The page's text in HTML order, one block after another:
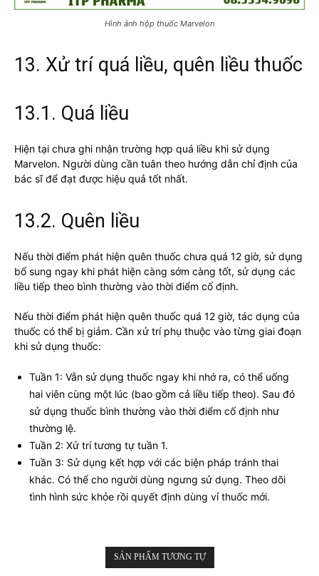
Hình ảnh hộp thuốc Marvelon
13. Xử trí quá liều, quên liều thuốc
13.1. Quá liều
Hiện tại chưa ghi nhận trường hợp quá liều khi sử dụng
Marvelon. Người dùng cần tuân theo hướng dẫn chỉ định của
bác sĩ để đạt được hiệu quả tốt nhất.
13.2. Quên liều
Nếu thời điểm phát hiện quên thuốc chưa quá 12 giờ, sử dụng
bổ sung ngay khi phát hiện càng sớm càng tốt, sử dụng các
liều tiếp theo bình thường vào thời điểm cố định.
Nếu thời điểm phát hiện quên thuốc quá 12 giờ, tác dụng của
thuốc có thể bị giảm. Cần xử trí phụ thuộc vào từng giai đoạn
khi sử dụng thuốc:
Tuần 1: Vẫn sử dụng thuốc ngay khi nhớ ra, có thể uống
hai viên cùng một lúc (bao gồm cả liều tiếp theo). Sau đó
sử dụng thuốc bình thường vào thời điểm cố định như
thường lệ.
Tuần 2: Xử trí tương tự tuần 1.
Tuần 3: Sử dụng kết hợp với các biện pháp tránh thai
khác. Có thể cho người dùng ngưng sử dụng. Theo dõi
tình hình sức khỏe rồi quyết định dùng vỉ thuốc mới.
SẢN PHẨM TƯƠNG TỰ